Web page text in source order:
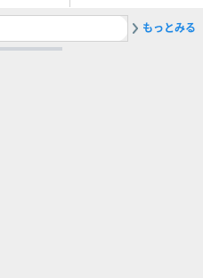
2巨戟ア
もっとみる